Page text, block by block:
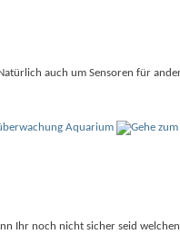
auch um Sensoren für
Aquarium
Ihr noch nicht sicher seid